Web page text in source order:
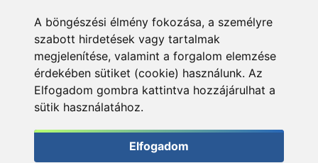
A böngészési élmény fokozása, a személyre
szabott hirdetések vagy tartalmak
megjelenítése, valamint a forgalom elemzése
érdekében sütiket (cookie) használunk. Az
Elfogadom gombra kattintva hozzájárulhat a
sütik használatához.
Elfogadom